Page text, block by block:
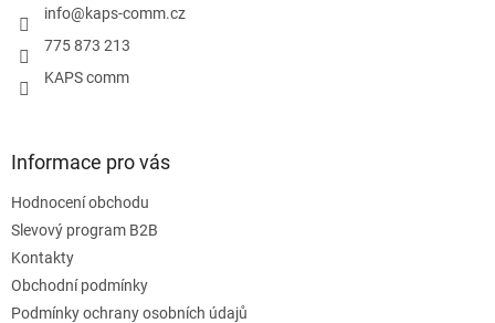
info@kaps-comm.cz
775 873 213
KAPS comm
Informace pro vás
Hodnocení obchodu
Slevový program B2B
Kontakty
Obchodní podmínky
Podmínky ochrany osobních údajů